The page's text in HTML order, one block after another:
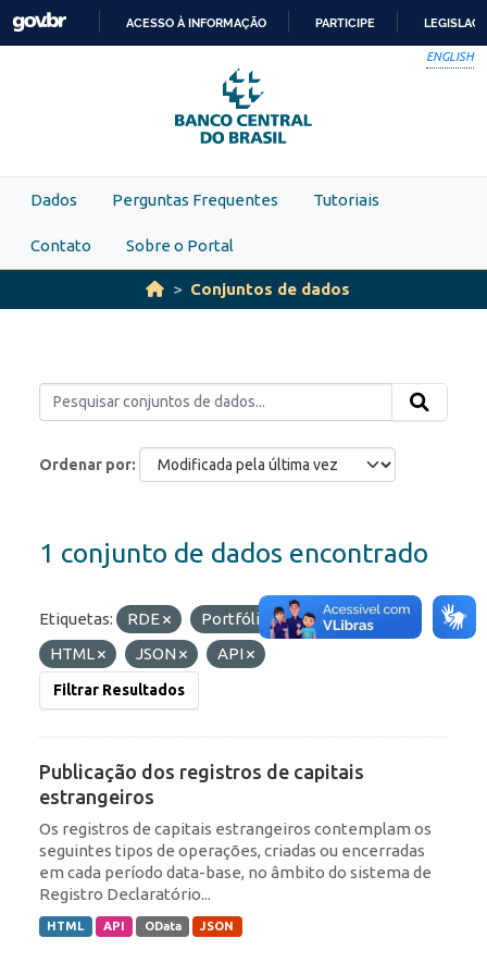
Skip to main content
PARA
O
CONTEÚDO
ACESSO À INFORMAÇÃO PARTICIPE
ENGLISH
Dados Perguntas Frequentes Tutoriais
Contato Sobre o Portal
Conjuntos de dados
Ordenar por
1 conjunto de dados encontrado
Etiquetas: RDE Portfólio
Formatos:
HTML
JSON API
Filtrar Resultados
Publicação dos registros de capitais
estrangeiros
Os registros de capitais estrangeiros contemplam os
seguintes tipos de operações, criadas ou encerradas
em cada período data-base, no âmbito do sistema de
Registro Declaratório...
HTML API OData JSON